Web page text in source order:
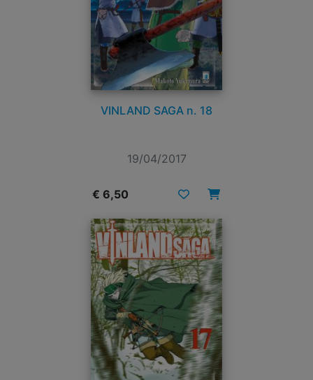
VINLAND SAGA n. 18
19/04/2017
€ 6,50